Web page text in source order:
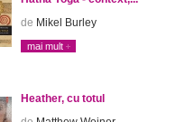
de Mikel Burley
mai mult
Heather, cu totul